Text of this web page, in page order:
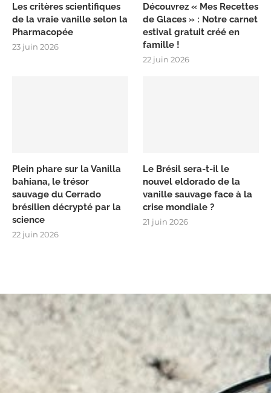
Les critères scientifiques
de la vraie vanille selon la
Pharmacopée
23 juin 2026
Découvrez « Mes Recettes
de Glaces » : Notre carnet
estival gratuit créé en
famille !
22 juin 2026
Plein phare sur la Vanilla
bahiana, le trésor
sauvage du Cerrado
brésilien décrypté par la
science
22 juin 2026
Le Brésil sera-t-il le
nouvel eldorado de la
vanille sauvage face à la
crise mondiale ?
21 juin 2026